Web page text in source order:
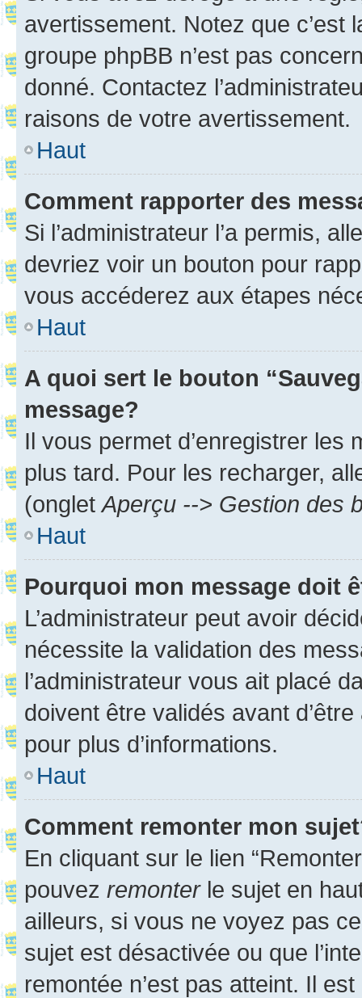
avertissement. Notez que c’est
groupe phpBB n’est pas
donné. Contactez
raisons de votre avertissement.
Haut
Comment rapporter des
Si l’administrateur l’a permis,
devriez voir un bouton pour
vous accéderez aux étapes
Haut
A quoi sert le bouton
message?
Il vous permet d’enregistrer
plus tard. Pour les recharger,
(onglet Aperçu --> Gestion des
Haut
Pourquoi mon message doit
L’administrateur peut avoir
nécessite la validation des
l’administrateur vous ait placé
doivent être validés avant
pour plus d’informations.
Haut
Comment remonter mon
En cliquant sur le lien
pouvez remonterle sujet en
ailleurs, si vous ne voyez pas
sujet est désactivée ou que
remontée n’est pas atteint. Il